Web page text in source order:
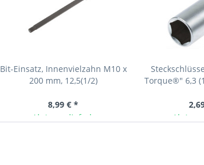
Bit-Einsatz, Innenvielzahn M10 x
200 mm, 12,5(1/2)
8,99 € *
Ab Lager lieferbar
Torque®" 6,3
Ab